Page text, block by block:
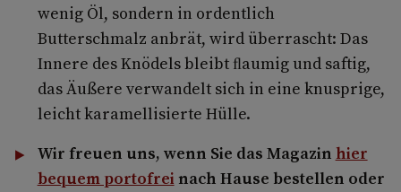
wenig Öl, sondern in ordentlich
Butterschmalz anbrät, wird überrascht: Das
Innere des Knödels bleibt ﬂaumig und saftig,
das Äußere verwandelt sich in eine knusprige,
leicht karamellisierte Hülle.
Wir freuen uns, wenn Sie das Magazin hier
bequem portofrei nach Hause bestellen oder